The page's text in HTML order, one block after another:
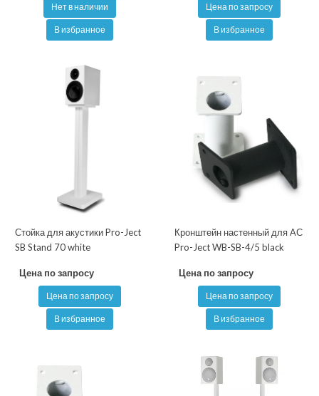
Нет в наличии
В избранное
Цена по запросу
В избранное
Стойка для акустики Pro-Ject
SB Stand 70 white
Цена по запросу
Цена по запросу
В избранное
Кронштейн настенный для АС
Pro-Ject WB-SB-4/5 black
Цена по запросу
Цена по запросу
В избранное